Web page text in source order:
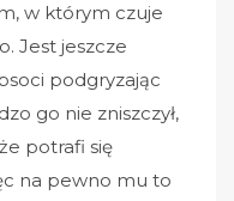
w którym czuje
Jest jeszcze
podgryzając
go nie zniszczył,
potrafi się
na pewno mu to